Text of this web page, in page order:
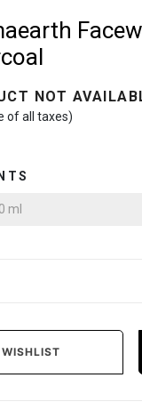
NOT
of all taxes)
ml
WISHLIST